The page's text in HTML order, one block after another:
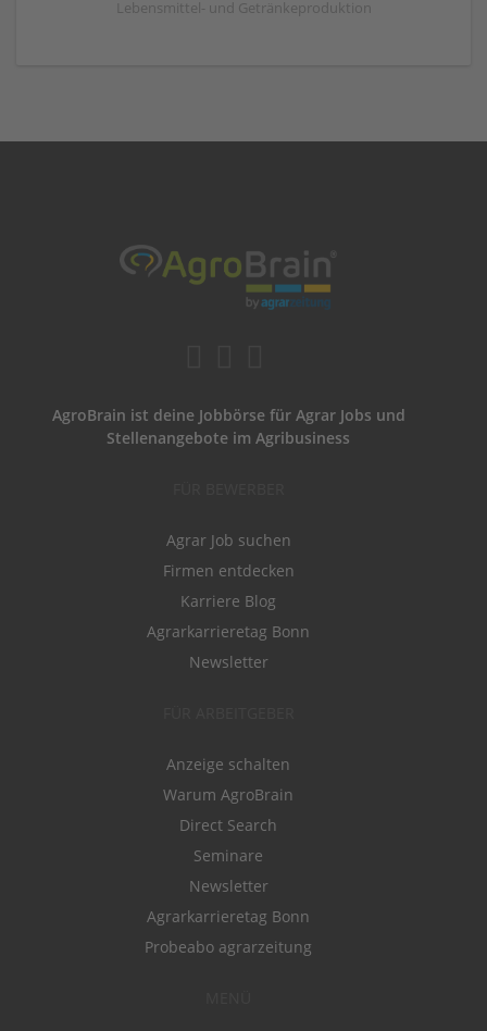
Lebensmittel- und Getränkeproduktion
AgroBrain ist deine Jobbörse für Agrar Jobs und
Stellenangebote im Agribusiness
Agrar Job suchen
Firmen entdecken
Karriere Blog
Agrarkarrieretag Bonn
Newsletter
Anzeige schalten
Warum AgroBrain
Direct Search
Seminare
Newsletter
Agrarkarrieretag Bonn
Probeabo agrarzeitung